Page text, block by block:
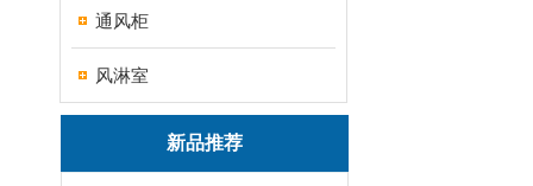
通风柜
风淋室
新品推荐